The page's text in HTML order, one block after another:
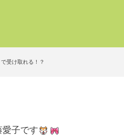
受け取れる！？
子です